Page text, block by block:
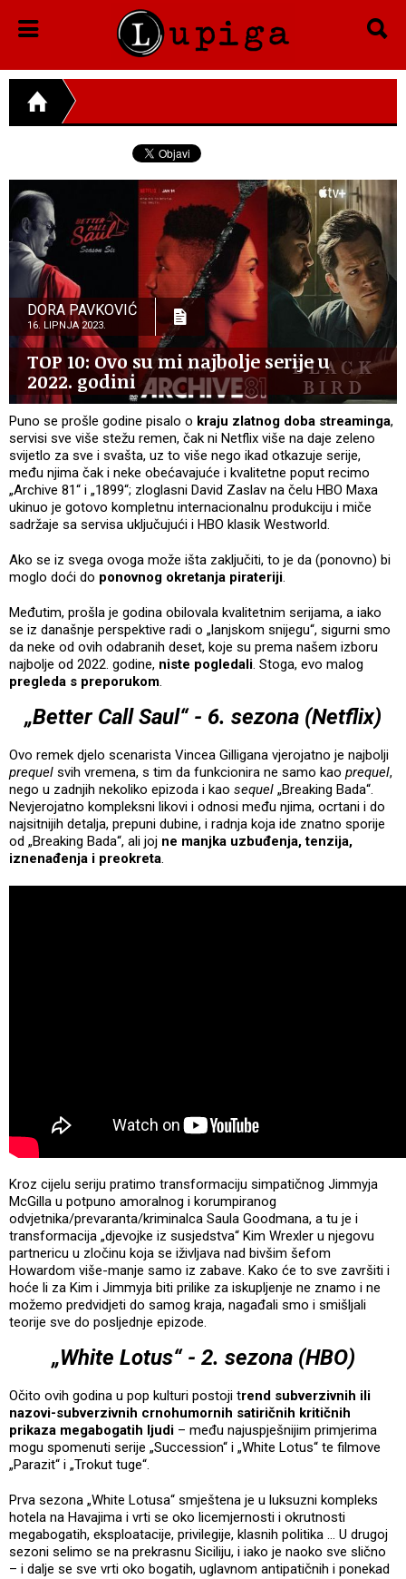
DORA PAVKOVIĆ
16. LIPNJA 2023.
TOP 10: Ovo su mi najbolje serije u
2022. godini
Puno se prošle godine pisalo o kraju zlatnog doba streaminga,
servisi sve više stežu remen, čak ni Netflix više na daje zeleno
svijetlo za sve i svašta, uz to više nego ikad otkazuje serije,
među njima čak i neke obećavajuće i kvalitetne poput recimo
„Archive 81“ i „1899“; zloglasni David Zaslav na čelu HBO Maxa
ukinuo je gotovo kompletnu internacionalnu produkciju i miče
sadržaje sa servisa uključujući i HBO klasik Westworld.
Ako se iz svega ovoga može išta zaključiti, to je da (ponovno) bi
moglo doći do ponovnog okretanja pirateriji.
Međutim, prošla je godina obilovala kvalitetnim serijama, a iako
se iz današnje perspektive radi o „lanjskom snijegu“, sigurni smo
da neke od ovih odabranih deset, koje su prema našem izboru
najbolje od 2022. godine, niste pogledali. Stoga, evo malog
pregleda s preporukom.
„Better Call Saul“ - 6. sezona (Netflix)
Ovo remek djelo scenarista Vincea Gilligana vjerojatno je najbolji
prequel svih vremena, s tim da funkcionira ne samo kao prequel,
nego u zadnjih nekoliko epizoda i kao sequel „Breaking Bada“.
Nevjerojatno kompleksni likovi i odnosi među njima, ocrtani i do
najsitnijih detalja, prepuni dubine, i radnja koja ide znatno sporije
od „Breaking Bada“, ali joj ne manjka uzbuđenja, tenzija,
iznenađenja i preokreta.
Kroz cijelu seriju pratimo transformaciju simpatičnog Jimmyja
McGilla u potpuno amoralnog i korumpiranog
odvjetnika/prevaranta/kriminalca Saula Goodmana, a tu je i
transformacija „djevojke iz susjedstva“ Kim Wrexler u njegovu
partnericu u zločinu koja se iživljava nad bivšim šefom
Howardom više-manje samo iz zabave. Kako će to sve završiti i
hoće li za Kim i Jimmyja biti prilike za iskupljenje ne znamo i ne
možemo predvidjeti do samog kraja, nagađali smo i smišljali
teorije sve do posljednje epizode.
„White Lotus“ - 2. sezona (HBO)
Očito ovih godina u pop kulturi postoji trend subverzivnih ili
nazovi-subverzivnih crnohumornih satiričnih kritičnih
prikaza megabogatih ljudi – među najuspješnijim primjerima
mogu spomenuti serije „Succession“ i „White Lotus“ te filmove
„Parazit“ i „Trokut tuge“.
Prva sezona „White Lotusa“ smještena je u luksuzni kompleks
hotela na Havajima i vrti se oko licemjernosti i okrutnosti
megabogatih, eksploatacije, privilegije, klasnih politika … U drugoj
sezoni selimo se na prekrasnu Siciliju, i iako je naoko sve slično
– i dalje se sve vrti oko bogatih, uglavnom antipatičnih i ponekad